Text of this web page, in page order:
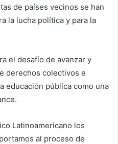
de países vecinos se han
la lucha política y para la
el desafío de avanzar y
derechos colectivos e
educación pública como una
Latinoamericano los
al proceso de